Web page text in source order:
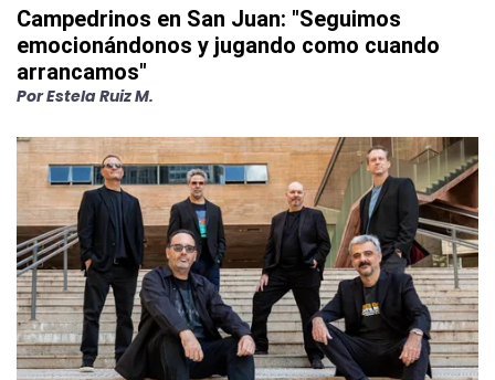
Campedrinos en San Juan: "Seguimos
emocionándonos y jugando como cuando
arrancamos"
PorEstela Ruiz M.